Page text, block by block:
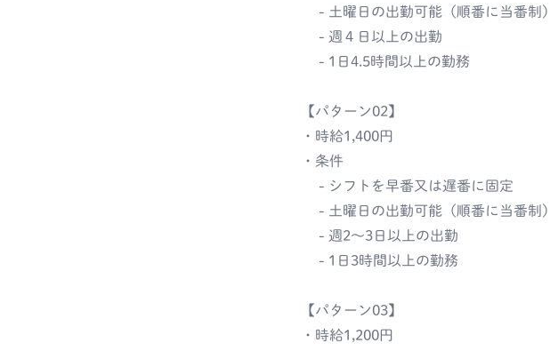
- 土曜日の出勤可能（順番に当番制）
- 週４日以上の出勤
- 1日4.5時間以上の勤務
【パターン02】
・時給1,400円
・条件
- シフトを早番又は遅番に固定
- 土曜日の出勤可能（順番に当番制）
- 週2～3日以上の出勤
- 1日3時間以上の勤務
【パターン03】
・時給1,200円